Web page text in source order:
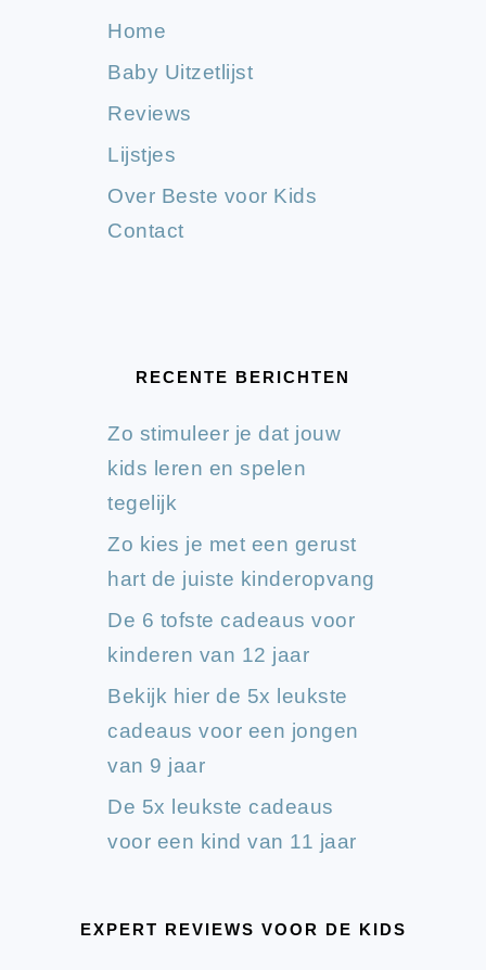
Home
Baby Uitzetlijst
Reviews
Lijstjes
Over Beste voor Kids
Contact
RECENTE BERICHTEN
Zo stimuleer je dat jouw
kids leren en spelen
tegelijk
Zo kies je met een gerust
hart de juiste kinderopvang
De 6 tofste cadeaus voor
kinderen van 12 jaar
Bekijk hier de 5x leukste
cadeaus voor een jongen
van 9 jaar
De 5x leukste cadeaus
voor een kind van 11 jaar
EXPERT REVIEWS VOOR DE KIDS